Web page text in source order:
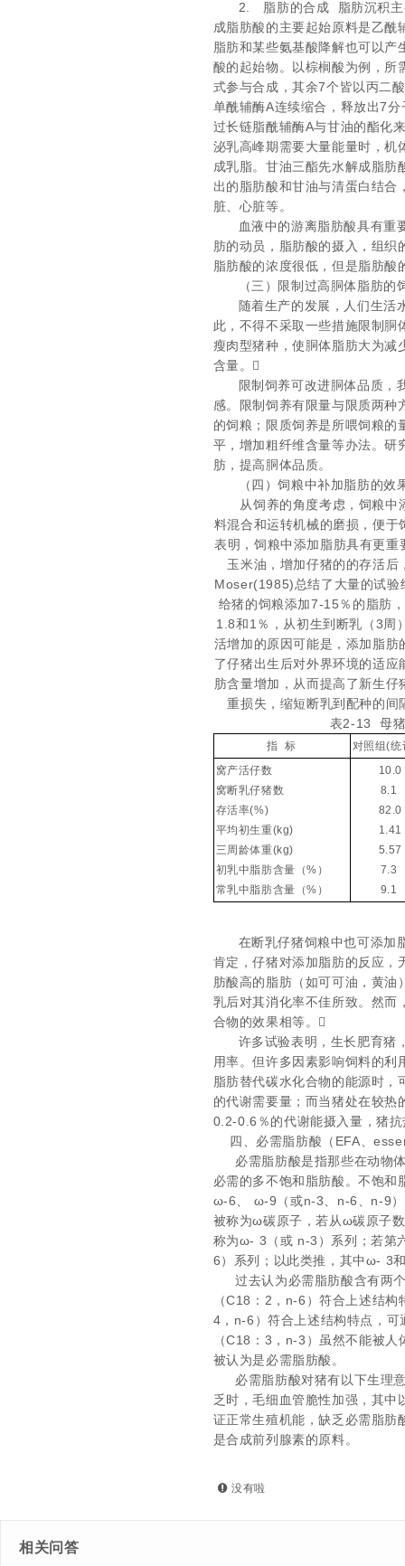
2.
脂肪的合成
脂肪沉积
成脂肪酸的主要起始原料是乙酰
脂肪和某些氨基酸降解也可以产
酸的起始物。以棕榈酸为例，所
式参与合成，其余7个皆以丙二
单酰辅酶A连续缩合，释放出7分
过长链脂酰辅酶A与甘油的酯化
泌乳高峰期需要大量能量时，机
成乳脂。甘油三酯先水解成脂
出的脂肪酸和甘油与清蛋白结
脏、心脏等。
血液中的游离脂肪酸具有重
肪的动员，脂肪酸的摄入，组
脂肪酸的浓度很低，但是脂肪酸
（三）限制过高胴体脂肪的
随着生产的发展，人们生活
此，不得不采取一些措施限制
瘦肉型猪种，使胴体脂肪大为减
含量。
限制饲养可改进胴体品质，
感。限制饲养有限量与限质两
的饲粮；限质饲养是所喂饲粮
平，增加粗纤维含量等办法。研
肪，提高胴体品质。
（四）饲粮中补加脂肪的效
从饲养的角度考虑，饲粮
料混合和运转机械的磨损，便
表明，饲粮中添加脂肪具有更重
玉米油，增加仔猪的的存活
Moser(1985)总结了大量的试验
给猪的饲粮添加7-15％的脂肪
1.8和1 ％，从初生到断乳（3 周
活增加的原因可能是，添加脂
了仔猪出生后对外界环境的适
肪含量增加，从而提高了新生
重损失，缩短断乳到配种的
表2-13 母
指 标 对照组(统
窝产活仔数
窝断乳仔猪数
存活率(%)
平均初生重(kg)
三周龄体重(kg)
初乳中脂肪含量（% ）
常乳中脂肪含量（% ）
8.1
7.3
9.1
在断乳仔猪饲粮中也可添加
肯定，仔猪对添加脂肪的反应，
肪酸高的脂肪（如可可油，黄
乳后对其消化率不佳所致。然而
合物的效果相等。
许多试验表明，生长肥育猪
用率。但许多因素影响饲料的
脂肪替代碳水化合物的能源时
的代谢需要量；而当猪处在较热
0.2-0.6 ％的代谢能摄入量，猪
四、必需脂肪酸（ EFA 、
必需脂肪酸是指那些在动物
必需的多不饱和脂肪酸。不饱
ω-6 、 ω-9 （或n-3 n-6 n-9
被称为ω碳原子，若从ω碳原子
称为ω- 3 （或 n-3 ）系列；若第
6）系列；以此类推，其中ω- 3
过去认为必需脂肪酸含有两
（C18 ： 2 ， n-6 ）符合上述结构
4 ， n-6 ）符合上述结构特点，
（C18 ： 3 ， n-3 ）虽然不能被人
被认为是必需脂肪酸。
必需脂肪酸对猪有以下生理
乏时，毛细血管脆性加强，其
证正常生殖机能，缺乏必需脂
是合成前列腺素的原料。
没有啦
相关问答